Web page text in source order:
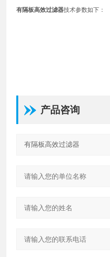
有隔板高效过滤器技术参数如下：
产品咨询